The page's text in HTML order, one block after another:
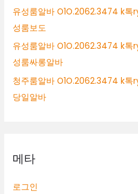
유성룸알바 O1O.2062.3474 k
성룸보도
유성룸알바 O1O.2062.3474 k
성룸싸롱알바
청주룸알바 O1O.2062.3474 k
당일알바
메타
로그인